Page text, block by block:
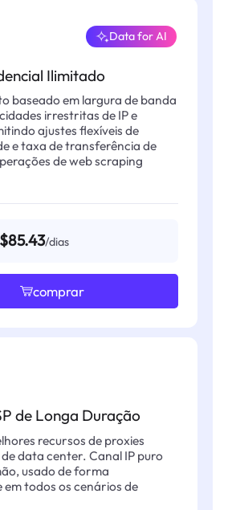
Ilimitado
Data for AI
baseado em largura de banda
irrestritas de IP e
ajustes flexíveis de
e taxa de transferência de
de web scraping
$85.43/dias
comprar
de Longa Duração
recursos de proxies
de data center. Canal IP puro
usado de forma
em todos os cenários de